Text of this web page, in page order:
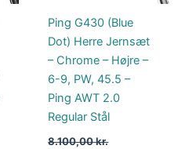
Ping G430 (Blue
Dot) Herre Jernsæt
– Chrome – Højre –
6-9, PW, 45.5 –
Ping AWT 2.0
Regular Stål
8.100,00kr.